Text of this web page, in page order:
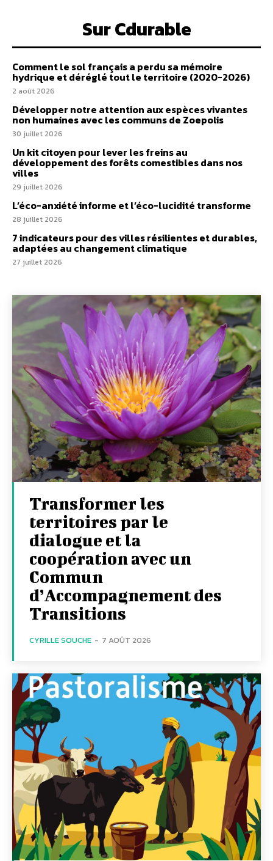
Sur Cdurable
Comment le sol français a perdu sa mémoire
hydrique et déréglé tout le territoire (2020-2026)
2 août 2026
Développer notre attention aux espèces vivantes
non humaines avec les communs de Zoepolis
30 juillet 2026
Un kit citoyen pour lever les freins au
développement des forêts comestibles dans nos
villes
29 juillet 2026
L’éco-anxiété informe et l’éco-lucidité transforme
28 juillet 2026
7 indicateurs pour des villes résilientes et durables,
adaptées au changement climatique
27 juillet 2026
Transformer les
territoires par le
dialogue et la
coopération avec un
Commun
d’Accompagnement des
Transitions
CYRILLE SOUCHE - 7 AOÛT 2026